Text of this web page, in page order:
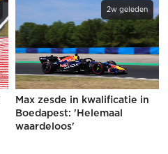
2w geleden
Max zesde in kwalificatie in
Boedapest: 'Helemaal
waardeloos'